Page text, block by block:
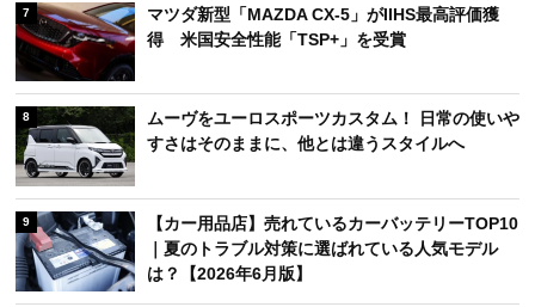
7
マツダ新型「MAZDA CX-5」がIIHS最高評価獲
得 米国安全性能「TSP+」を受賞
8
ムーヴをユーロスポーツカスタム！ 日常の使いや
すさはそのままに、他とは違うスタイルへ
9
【カー用品店】売れているカーバッテリーTOP10
｜夏のトラブル対策に選ばれている人気モデル
は？【2026年6月版】